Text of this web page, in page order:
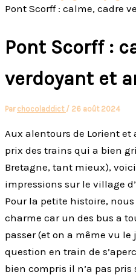
Pont Scorff : calme, cadre
Pont Scorff :
verdoyant et
Par chocoladdict / 26 août 2024
Aux alentours de Lorient et
prix des trains qui a bien
Bretagne, tant mieux),
impressions sur le village
Pour la petite histoire,
charme car un des bus a
passer (et on a même vu
question en train de
bien compris il n’a pas